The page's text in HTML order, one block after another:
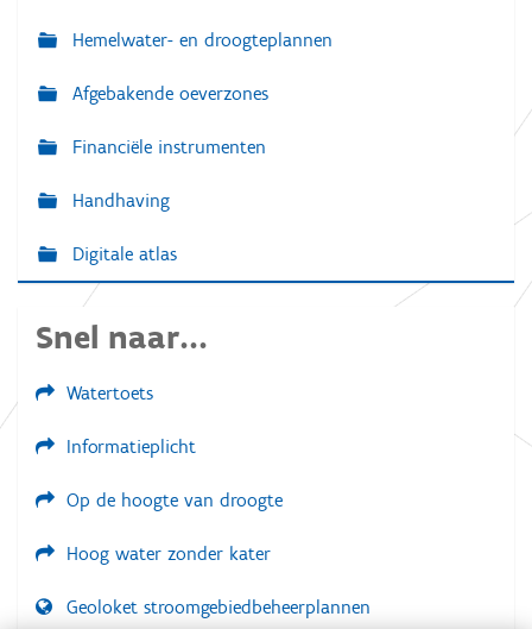
Hemelwater- en droogteplannen
Afgebakende oeverzones
Financiële instrumenten
Handhaving
Digitale atlas
Snel naar...
Watertoets
Informatieplicht
Op de hoogte van droogte
Hoog water zonder kater
Geoloket stroomgebiedbeheerplannen